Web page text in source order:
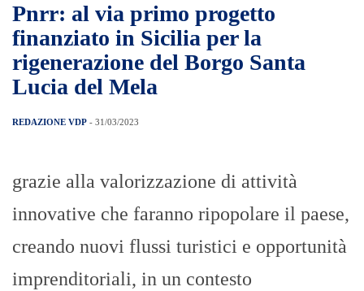
Pnrr: al via primo progetto
finanziato in Sicilia per la
rigenerazione del Borgo Santa
Lucia del Mela
REDAZIONE VDP - 31/03/2023
grazie alla valorizzazione di attività
innovative che faranno ripopolare il paese,
creando nuovi flussi turistici e opportunità
imprenditoriali, in un contesto